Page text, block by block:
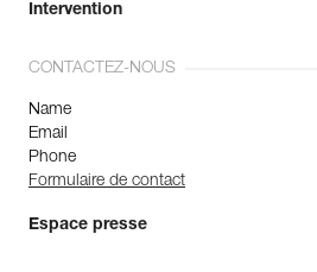
Intervention
CONTACTEZ-NOUS
Name
Email
Phone
Formulaire de contact
Espace presse